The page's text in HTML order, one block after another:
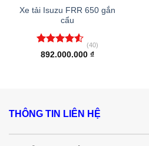
Xe tải Isuzu FRR 650 gắn
cẩu
Được xếp
(40)
892.000.000 ₫
THÔNG TIN LIÊN HỆ